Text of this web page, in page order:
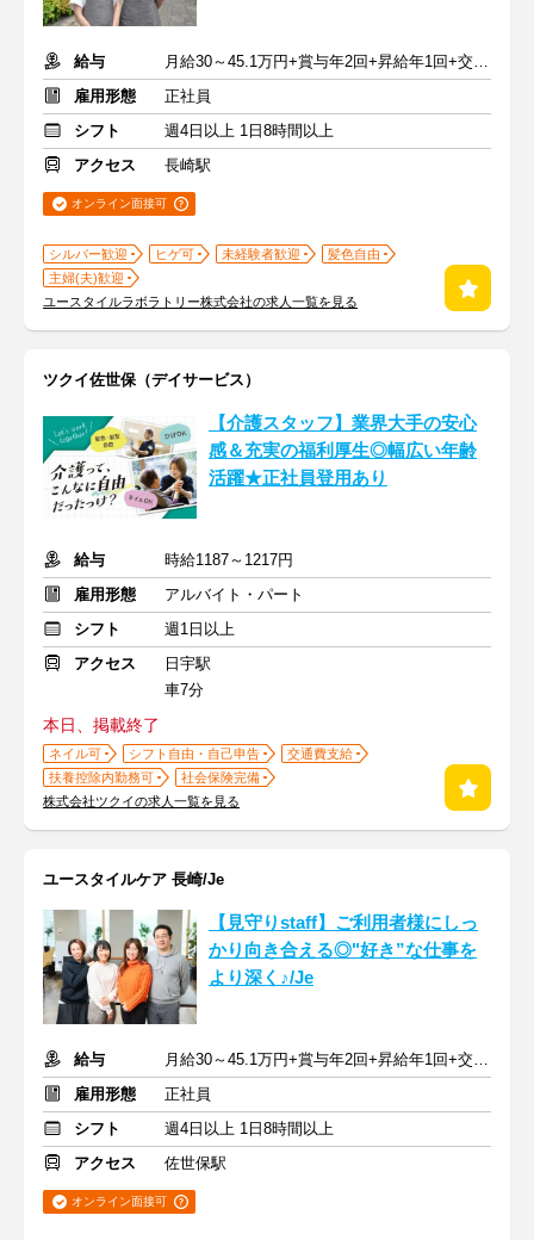
給与
月給30～45.1万円+賞与年2回+昇給年1回+交通費全額
雇用形態
正社員
シフト
週4日以上 1日8時間以上
アクセス
長崎駅
オンライン面接可
シルバー歓迎 ヒゲ可 未経験者歓迎
髪色自由
主婦(夫)歓迎
ユースタイルラボラトリー株式会社の求人一覧を見る
ツクイ佐世保（デイサービス）
【介護スタッフ】業界大手の安心
感＆充実の福利厚生◎幅広い年齢
活躍★正社員登用あり
給与
時給1187～1217円
雇用形態
アルバイト・パート
シフト
週1日以上
アクセス
日宇駅
車7分
本日、掲載終了
ネイル可 シフト自由・自己申告
交通費支給
扶養控除内勤務可
社会保険完備
株式会社ツクイの求人一覧を見る
ユースタイルケア 長崎/Je
【見守りstaff】ご利用者様にしっ
かり向き合える◎"好き”な仕事を
より深く♪/Je
給与
月給30～45.1万円+賞与年2回+昇給年1回+交通費全額
雇用形態
正社員
シフト
週4日以上 1日8時間以上
アクセス
佐世保駅
オンライン面接可